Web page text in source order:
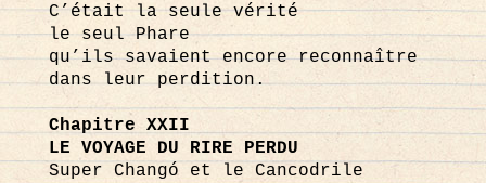
C’était la seule vérité
le seul Phare
qu’ils savaient encore reconnaître
dans leur perdition.
Chapitre XXII
LE VOYAGE DU RIRE PERDU
Super Changó et le Cancodrile